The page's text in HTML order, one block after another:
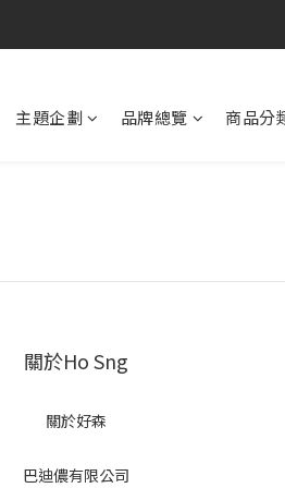
主題企劃 品牌總覽 商品分
關於Ho Sng
關於好森
巴迪儂有限公司